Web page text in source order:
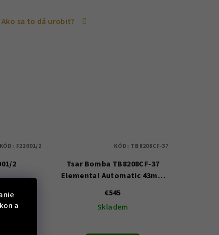
a
Ako sa to dá urobiť?
2
KÓD: F22001/2
Tsar Bomba TB8208CF-37
Elemental Automatic 43mm
€545
Skladem
KÓD: TB8208CF-37